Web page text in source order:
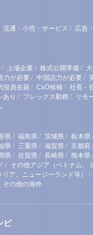
流通・小売・サービス / 広告
/ 上場企業 / 株式公開準備 /
力が必要 / 中国語力が必要 /
役員在籍/ CxO候補 / 社長・
あり / フレックス勤務 / リモ
県 / 福島県 / 茨城県 / 栃木県
県 / 三重県 / 滋賀県 / 京都府
県 / 佐賀県 / 長崎県 / 熊本県
/ その他アジア（ベトナム、
ア、ニュージーランド等） /
その他の海外
ビ